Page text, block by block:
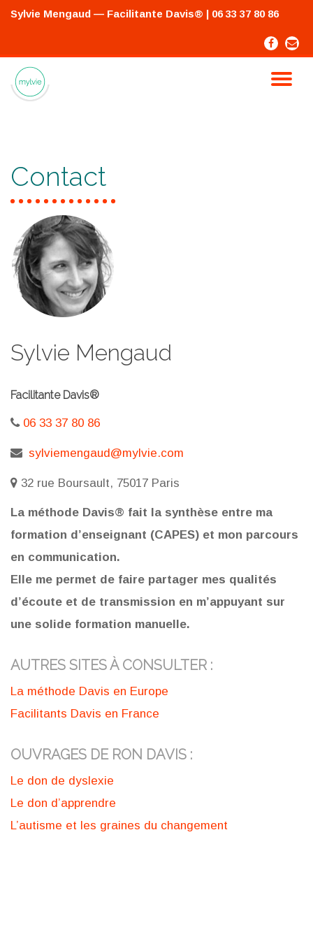
Sylvie Mengaud — Facilitante Davis® | 06 33 37 80 86
Contact
Sylvie Mengaud
Facilitante Davis®
06 33 37 80 86
sylviemengaud@mylvie.com
32 rue Boursault, 75017 Paris
La méthode Davis® fait la synthèse entre ma
formation d’enseignant (CAPES) et mon parcours
en communication.
Elle me permet de faire partager mes qualités
d’écoute et de transmission en m’appuyant sur
une solide formation manuelle.
AUTRES SITES À CONSULTER :
La méthode Davis en Europe
Facilitants Davis en France
OUVRAGES DE RON DAVIS :
Le don de dyslexie
Le don d’apprendre
L’autisme et les graines du changement